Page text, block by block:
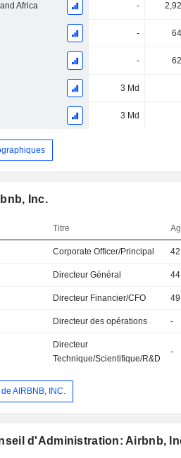
Africa -
-
-
3 Md
3 Md
Inc.
Titre
Corporate Officer/Principal 42
Directeur Général 44
Directeur Financier/CFO 49
Directeur des opérations -
Directeur
Technique/Scientifique/R&D
-
AIRBNB, INC.
d'Administration: Airbnb,